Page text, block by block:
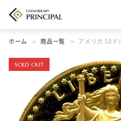
ホーム 商品一覧 アメリカ 50ド
SOLD OUT